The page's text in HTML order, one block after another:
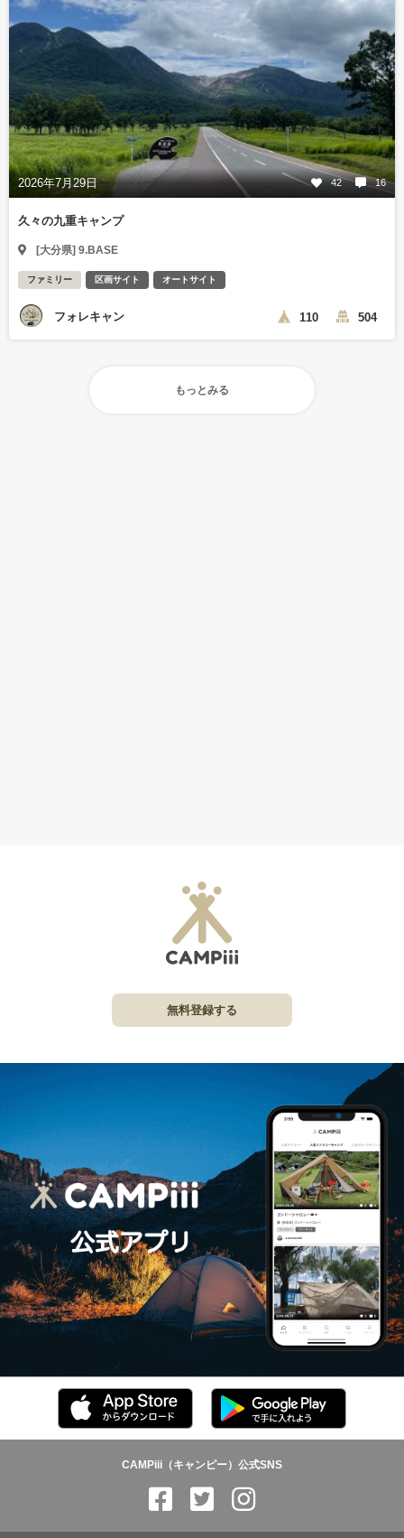
2026年7月29日 42 16
久々の九重キャンプ
[大分県] 9.BASE
ファミリー 区画サイト オートサイト
フォレキャン 110 504
もっとみる
無料登録する
CAMPiii（キャンピー）公式SNS